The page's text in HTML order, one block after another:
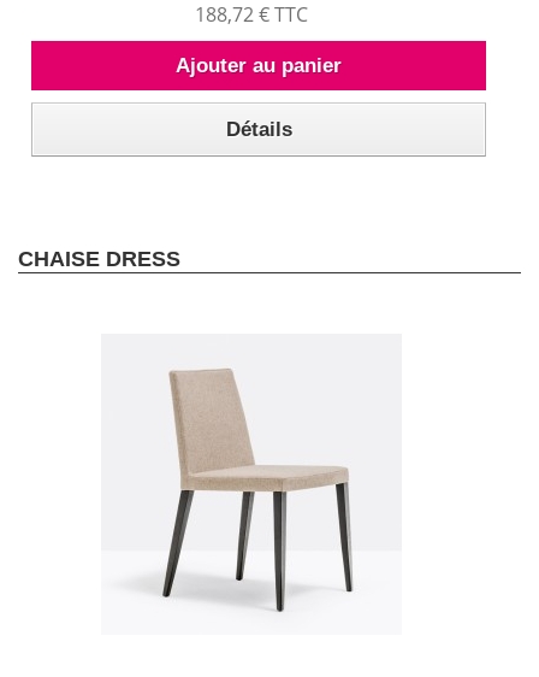
188,72 € TTC
Ajouter au panier
Détails
CHAISE DRESS